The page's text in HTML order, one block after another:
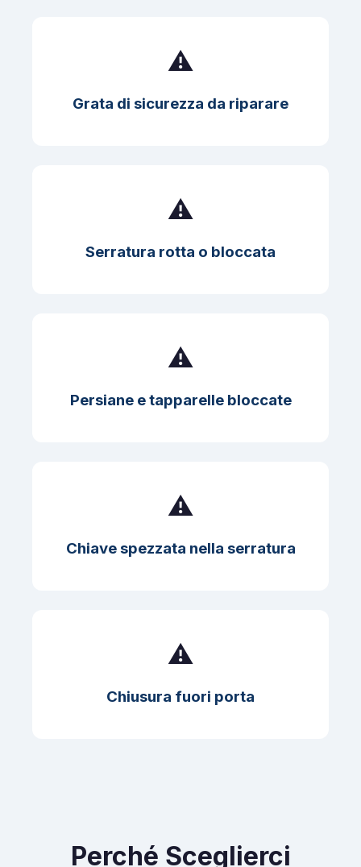
⚠️
Grata di sicurezza da riparare
⚠️
Serratura rotta o bloccata
⚠️
Persiane e tapparelle bloccate
⚠️
Chiave spezzata nella serratura
⚠️
Chiusura fuori porta
Perché Sceglierci